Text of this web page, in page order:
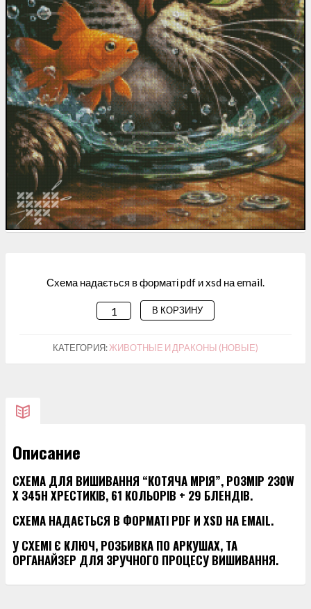
Схема надається в форматі pdf и xsd на email.
КОЛИЧЕСТВО
СХЕМА
ДЛЯ
В КОРЗИНУ
КАТЕГОРИЯ:ЖИВОТНЫЕ И ДРАКОНЫ (НОВЫЕ)
Описание
СХЕМА ДЛЯ ВИШИВАННЯ “КОТЯЧА МРІЯ”, РОЗМІР 230W
X 345H ХРЕСТИКІВ, 61 КОЛЬОРІВ + 29 БЛЕНДІВ.
СХЕМА НАДАЄТЬСЯ В ФОРМАТІ PDF И XSD НА EMAIL.
У СХЕМІ Є КЛЮЧ, РОЗБИВКА ПО АРКУШАХ, ТА
ОРГАНАЙЗЕР ДЛЯ ЗРУЧНОГО ПРОЦЕСУ ВИШИВАННЯ.